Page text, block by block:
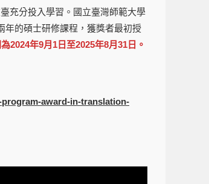
充分投入學習。國立臺灣師範大學
年的碩士研修課程，獲獎者最初授
2024年9月1日至2025年8月31日。
award-in-translation-